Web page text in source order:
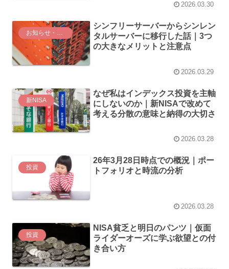
2026.03.30
お知らせ・私信
シンフリーサーバーからシンレン
タルサーバーに移行した話｜3つ
の大きなメリットと注意点
2026.03.29
新NISA
なぜ私はインデックス投資を主軸
にしないのか｜新NISAで改めて
考える分散の意味と納得の大切さ
2026.03.28
投資
26年3月28日時点での概況｜ポー
トフォリオと時流の分析
2026.03.28
投資
NISA貧乏と明日のパンツ｜仮面
ライダーオーズに学ぶ欲望との付
き合い方